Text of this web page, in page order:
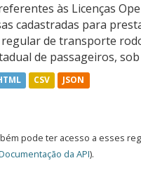
às Licenças
cadastradas para
de transporte
de passageiros, sob
CSV JSON
pode ter acesso a esses
da API).